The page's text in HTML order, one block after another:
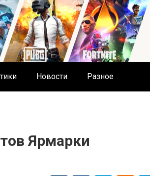
Новости Разное
Ярмарки